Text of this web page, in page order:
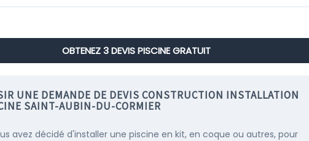
OBTENEZ 3 DEVIS PISCINE GRATUIT
UNE DEMANDE DE DEVIS CONSTRUCTION INSTALLATION
SAINT-AUBIN-DU-CORMIER
avez décidé d'installer une piscine en kit, en coque ou autres, pour